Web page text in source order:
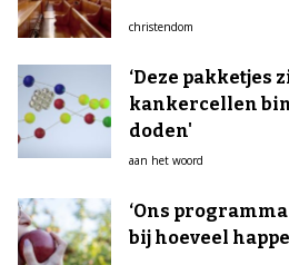
christendom
‘Deze pakketjes
kankercellen
doden'
aan het woord
‘Ons
bij hoeveel